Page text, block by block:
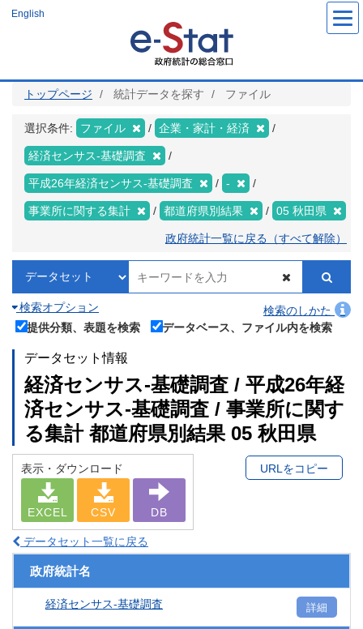
ツ
English
トップページ 統計データを探す ファイル
選択条件: ファイル 企業・家計・経済
経済センサス‐基礎調査
平成26年経済センサス‐基礎調査 -
事業所に関する集計 都道府県別結果 05 秋田県
政府統計一覧に戻る（すべて解除）
検索オプション
検索のしかた
提供分類、表題を検索
データベース、ファイル内を検索
データセット情報
経済センサス‐基礎調査 / 平成26年経
済センサス‐基礎調査 / 事業所に関す
る集計 都道府県別結果 05 秋田県
表示・ダウンロード
EXCEL CSV DB
URLをコピー
データセット一覧に戻る
政府統計名
経済センサス‐基礎調査 詳細